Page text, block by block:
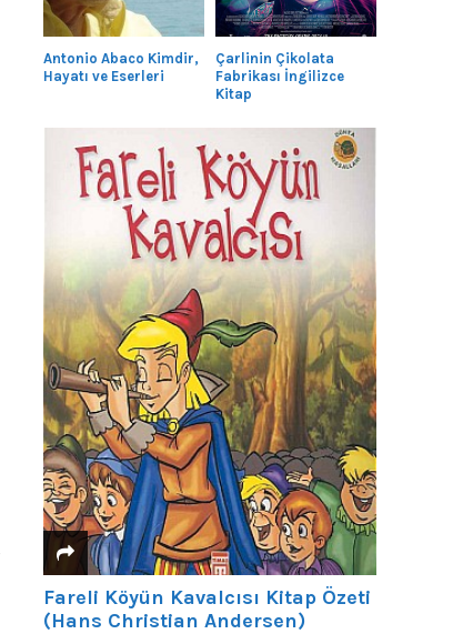
Antonio Abaco Kimdir,
Hayatı ve Eserleri
Çarlinin Çikolata
Fabrikası İngilizce
Kitap
Fareli Köyün Kavalcısı Kitap Özeti
(Hans Christian Andersen)